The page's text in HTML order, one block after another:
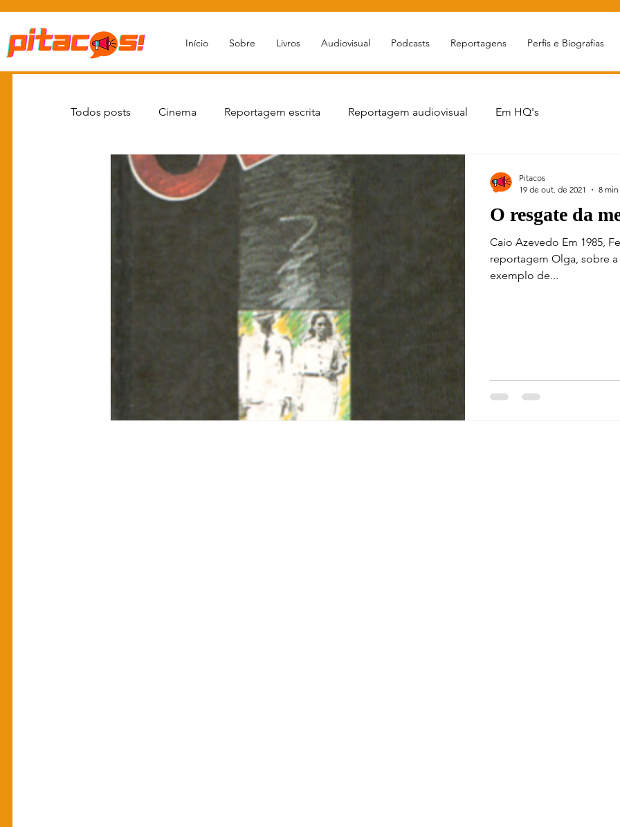
Início Sobre Livros Audiovisual Podcasts Reportagens Perfis e Biografias
Todos posts Cinema Reportagem escrita Reportagem audiovisual Em HQ's
Novas Estratégias Narrativas Livro reportagem Livro sobre jornalismo
Reportagens Cursos ECOnversa Esportes
Grandes Personalidades Questões Socioambientais MigrEcos Ciência
Categoria teste HQ's
Perfis e Biografias
O resgate da
Caio Azevedo Em 1985,
reportagem Olga, sobre
exemplo de...
Pitacos
19 de out. de 2021
8